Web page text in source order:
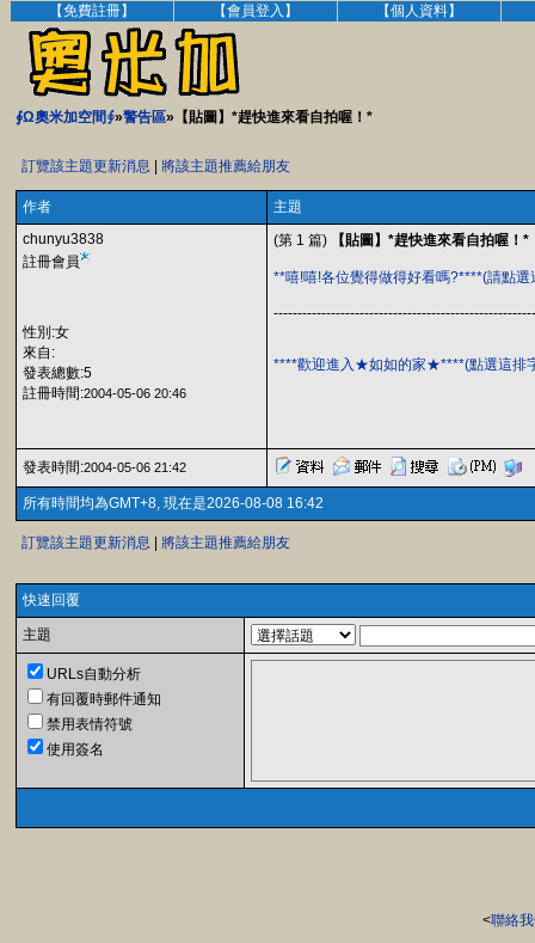
【免費註冊】 【會員登入】 【個人資料】
∮Ω奧米加空間∮»警告區»【貼圖】*趕快進來看自拍喔！*
訂覽該主題更新消息 將該主題推薦給朋友
作者
主題
chunyu3838
註冊會員
性別:女
來自:
發表總數:5
註冊時間:2004-05-06 20:46
(第 1 篇) 【貼圖】*趕快進來看自拍喔！*
**嘻!嘻!各位覺得做得好看嗎?****(請點
****歡迎進入★如如的家★****(點選這排
發表時間:2004-05-06 21:42
所有時間均為GMT+8, 現在是2026-08-08 16:42
訂覽該主題更新消息 將該主題推薦給朋友
快速回覆
主題
URLs自動分析
有回覆時郵件通知
禁用表情符號
使用簽名
<聯絡